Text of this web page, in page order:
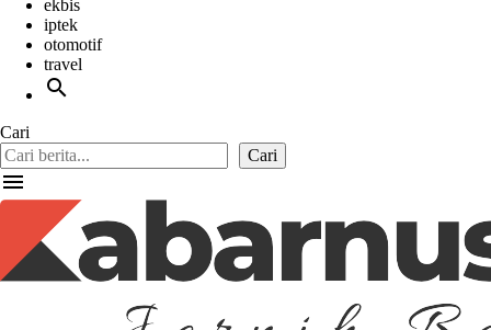
ekbis
iptek
otomotif
travel
search
Cari
Cari
menu